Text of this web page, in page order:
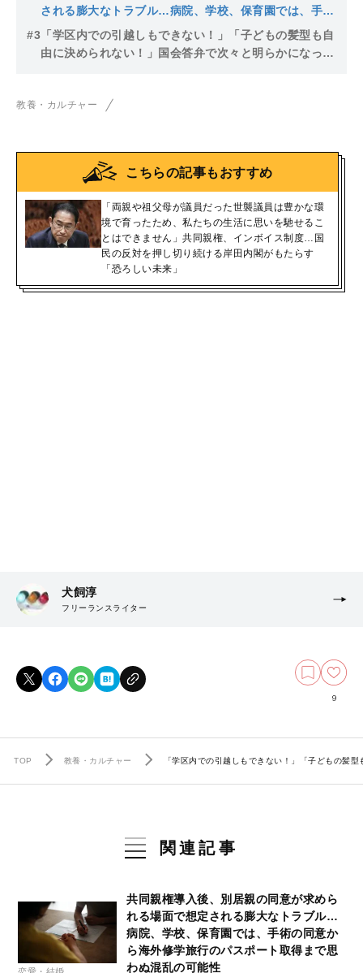
される膨大なトラブル…病院、学校、保育園では、手術
の同意から海外修学旅行のパスポート取得まで思わぬ混
乱の可能性
#3 「学区内での引越しもできない！」「子どもの髪型も自
由に決められない！」国会答弁で次々と明らかになった
教養・カルチャー
こちらの記事もおすすめ
「両親や祖父母が議員だった世襲議員は豊かな環
境で育ったため、私たちの生活に思いを馳せるこ
とはできません」共同親権、インボイス制度…国
民の反対を押し切り続ける岸田内閣がもたらす
「恐ろしい未来」
犬飼淳
フリーランスライター
9
TOP 教養・カルチャー 「学区内での引越しもできない！」「子どもの髪
関連記事
共同親権導入後、別居親の同意が求めら
れる場面で想定される膨大なトラブル…
病院、学校、保育園では、手術の同意か
ら海外修学旅行のパスポート取得まで思
わぬ混乱の可能性